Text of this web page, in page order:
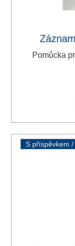
Pomůcka
S příspěvkem